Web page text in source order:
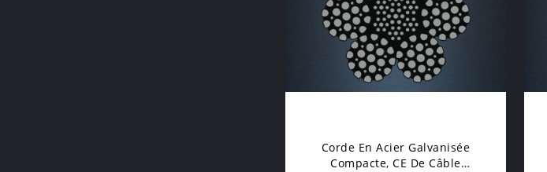
Corde En Acier Galvanisée
Compacte, CE De Câble